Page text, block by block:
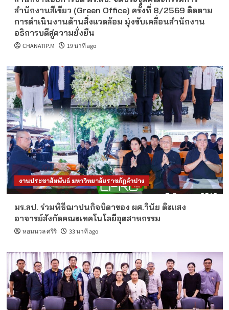
สำนักงานสีเขียว (Green Office) ครั้งที่ 8/2569 ติดตาม
การดำเนินงานด้านสิ่งแวดล้อม มุ่งขับเคลื่อนสำนักงาน
อธิการบดีสู่ความยั่งยืน
CHANATIP.M 19 นาที ago
งานประชาสัมพันธ์ มหาวิทยาลัยราชภัฏลำปาง
มร.ลป. ร่วมพิธีฌาปนกิจบิดาของ ผศ.วินัย ต๊ะแสง
อาจารย์สังกัดคณะเทคโนโลยีอุตสาหกรรม
หอมนวล ศรีริ 33 นาที ago